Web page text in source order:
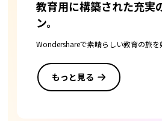
教育用に構築された充実
ン。
Wondershareで素晴らしい教育の旅を
もっと見る